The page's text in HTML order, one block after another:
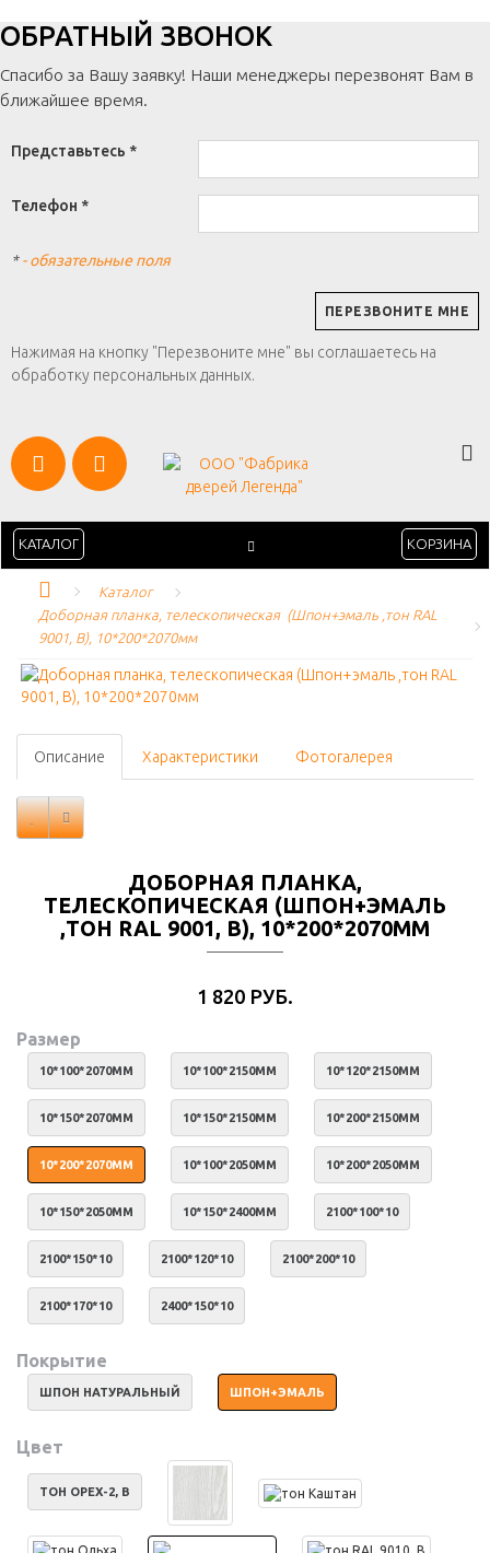
ОБРАТНЫЙ ЗВОНОК
Спасибо за Вашу заявку! Наши менеджеры перезвонят Вам в
ближайшее время.
Представьтесь *
Телефон *
*- обязательные поля
Нажимая на кнопку "Перезвоните мне" вы соглашаетесь на
обработку персональных данных.
КАТАЛОГ КОРЗИНА
Каталог
Доборная планка, телескопическая  (Шпон+эмаль ,тон RAL
9001, B), 10*200*2070мм
Описание Характеристики Фотогалерея
ДОБОРНАЯ ПЛАНКА,
ТЕЛЕСКОПИЧЕСКАЯ (ШПОН+ЭМАЛЬ
,ТОН RAL 9001, B), 10*200*2070ММ
1 820 РУБ.
Размер
10*100*2070ММ 10*100*2150ММ 10*120*2150ММ
10*150*2070ММ 10*150*2150ММ 10*200*2150ММ
10*200*2070ММ 10*100*2050ММ 10*200*2050ММ
10*150*2050ММ 10*150*2400ММ 2100*100*10
2100*150*10 2100*120*10 2100*200*10
2100*170*10 2400*150*10
Покрытие
ШПОН НАТУРАЛЬНЫЙ ШПОН+ЭМАЛЬ
Цвет
ТОН ОРЕХ-2, B